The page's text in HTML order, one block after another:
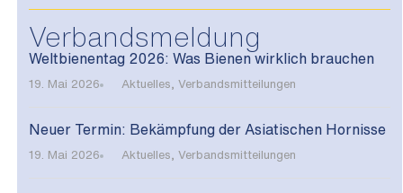
Verbandsmeldung
Weltbienentag 2026: Was Bienen wirklich brauchen
19. Mai 2026 Aktuelles Verbandsmitteilungen
Neuer Termin: Bekämpfung der Asiatischen Hornisse
19. Mai 2026 Aktuelles Verbandsmitteilungen